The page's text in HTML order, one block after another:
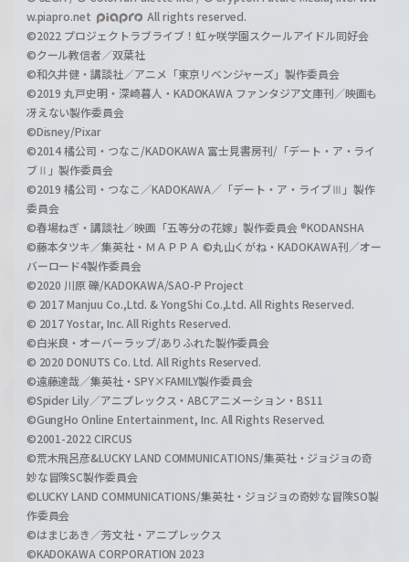
w.piapro.net
All rights reserved.
©2022 プロジェクトラブライブ！虹ヶ咲学園スクールアイドル同好会
©クール教信者／双葉社
©和久井健・講談社／アニメ「東京リベンジャーズ」製作委員会
©2019 丸戸史明・深崎暮人・KADOKAWA ファンタジア文庫刊／映画も
冴えない製作委員会
©Disney/Pixar
©2014 橘公司・つなこ/KADOKAWA 富士見書房刊/「デート・ア・ライ
ブⅡ」製作委員会
©2019 橘公司・つなこ／KADOKAWA／「デート・ア・ライブⅢ」製作
委員会
©春場ねぎ・講談社／映画「五等分の花嫁」製作委員会 ®KODANSHA
©藤本タツキ／集英社・ＭＡＰＰＡ ©丸山くがね・KADOKAWA刊／オー
バーロード4製作委員会
©2020 川原 礫/KADOKAWA/SAO-P Project
© 2017 Manjuu Co.,Ltd. & YongShi Co.,Ltd. All Rights Reserved.
© 2017 Yostar, Inc. All Rights Reserved.
©白米良・オーバーラップ/ありふれた製作委員会
© 2020 DONUTS Co. Ltd. All Rights Reserved.
©遠藤達哉／集英社・SPY×FAMILY製作委員会
©Spider Lily／アニプレックス・ABCアニメーション・BS11
©GungHo Online Entertainment, Inc. All Rights Reserved.
©2001-2022 CIRCUS
©荒木飛呂彦&LUCKY LAND COMMUNICATIONS/集英社・ジョジョの奇
妙な冒険SC製作委員会
©LUCKY LAND COMMUNICATIONS/集英社・ジョジョの奇妙な冒険SO製
作委員会
©はまじあき／芳文社・アニプレックス
©KADOKAWA CORPORATION 2023